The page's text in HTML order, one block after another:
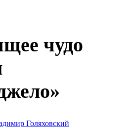
чудо
Голяховский